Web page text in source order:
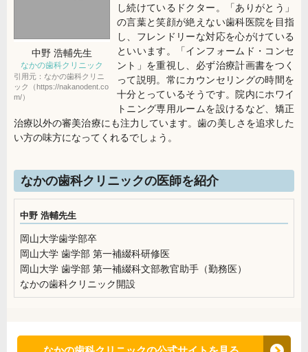
中野 浩輔先生
なかの歯科クリニック
引用元：なかの歯科クリニ
ック（https://nakanodent.co
m/）
し続けているドクター。「ありがとう」
の言葉と笑顔が絶えない歯科医院を目指
し、フレンドリーな対応を心がけている
といいます。「インフォームド・コンセ
ント」を重視し、必ず治療計画書をつく
って説明。常にカウンセリングの時間を
十分とっているそうです。院内にホワイ
トニング専用ルームを設けるなど、矯正
治療以外の審美治療にも注力しています。歯の美しさを追求した
い方の味方になってくれるでしょう。
なかの歯科クリニックの医師を紹介
中野 浩輔先生
岡山大学歯学部卒
岡山大学 歯学部 第一補綴科研修医
岡山大学 歯学部 第一補綴科文部教官助手（勤務医）
なかの歯科クリニック開設